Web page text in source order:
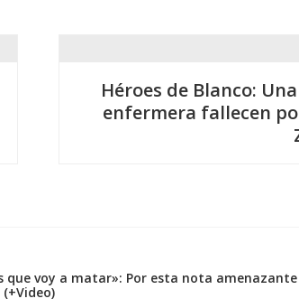
Héroes de Blanco:
enfermera fallecen
que voy a matar»: Por esta nota